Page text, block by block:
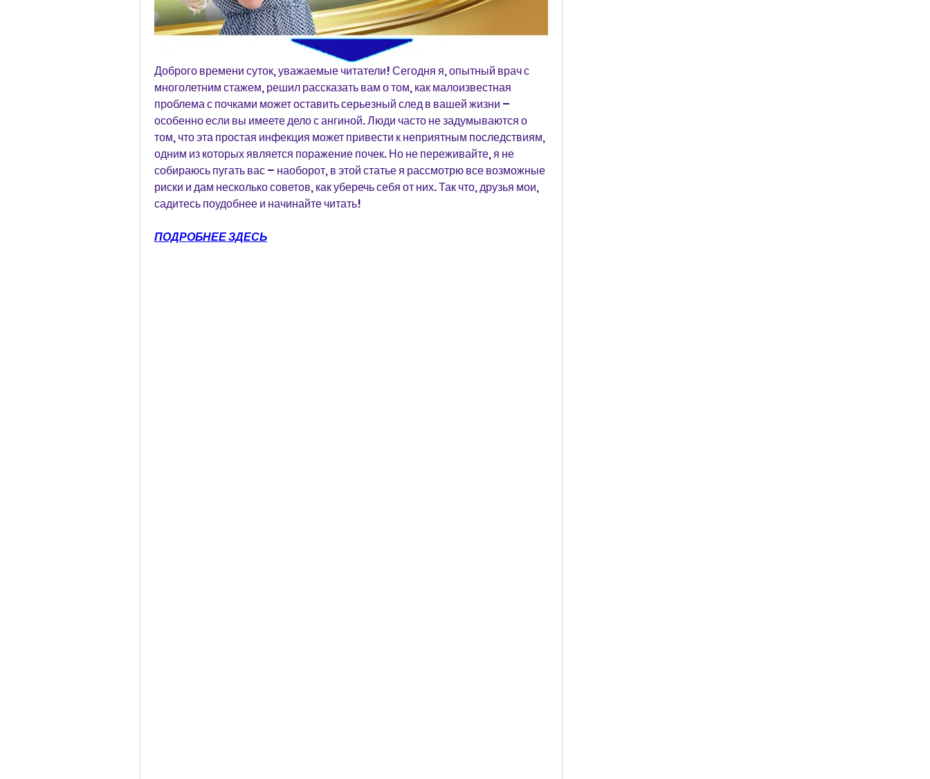
Доброго времени суток, уважаемые читатели! Сегодня я, опытный врач с
многолетним стажем, решил рассказать вам о том, как малоизвестная
проблема с почками может оставить серьезный след в вашей жизни –
особенно если вы имеете дело с ангиной. Люди часто не задумываются о
том, что эта простая инфекция может привести к неприятным последствиям,
одним из которых является поражение почек. Но не переживайте, я не
собираюсь пугать вас – наоборот, в этой статье я рассмотрю все возможные
риски и дам несколько советов, как уберечь себя от них. Так что, друзья мои,
садитесь поудобнее и начинайте читать!
ПОДРОБНЕЕ ЗДЕСЬ